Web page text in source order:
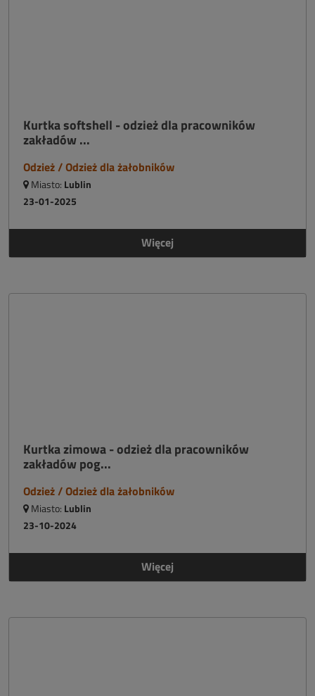
Kurtka softshell - odzież dla pracowników
zakładów ...
Odzież / Odzież dla żałobników
Miasto: Lublin
23-01-2025
Więcej
Kurtka zimowa - odzież dla pracowników
zakładów pog...
Odzież / Odzież dla żałobników
Miasto: Lublin
23-10-2024
Więcej